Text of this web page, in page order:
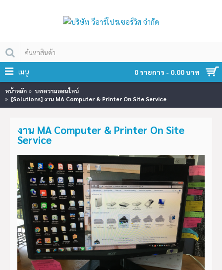
0 รายการ - 0.00 บาท
เมนู
หน้าหลัก
บทความออนไลน์
[Solutions] งาน MA Computer & Printer On Site Service
งาน MA Computer & Printer On Site
Service